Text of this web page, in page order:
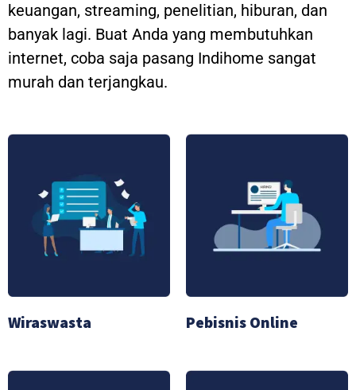
keuangan, streaming, penelitian, hiburan, dan
banyak lagi. Buat Anda yang membutuhkan
internet, coba saja pasang Indihome sangat
murah dan terjangkau.
Wiraswasta Pebisnis Online